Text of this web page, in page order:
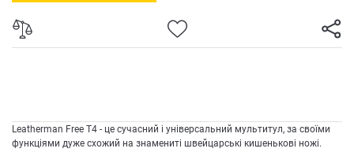
Leatherman Free T4 - це сучасний і універсальний мультитул, за своїми
функціями дуже схожий на знамениті швейцарські кишенькові ножі.